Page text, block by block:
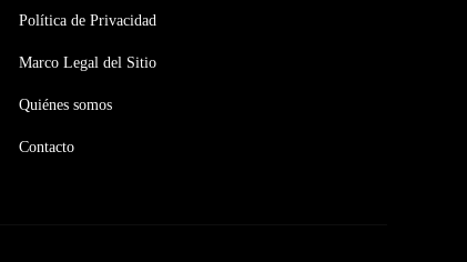
Política de Privacidad
Marco Legal del Sitio
Quiénes somos
Contacto